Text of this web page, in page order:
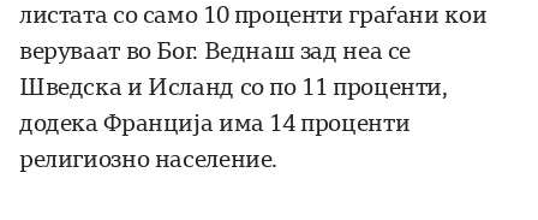
листата со само 10 проценти граѓани кои
веруваат во Бог. Веднаш зад неа се
Шведска и Исланд со по 11 проценти,
додека Франција има 14 проценти
религиозно население.